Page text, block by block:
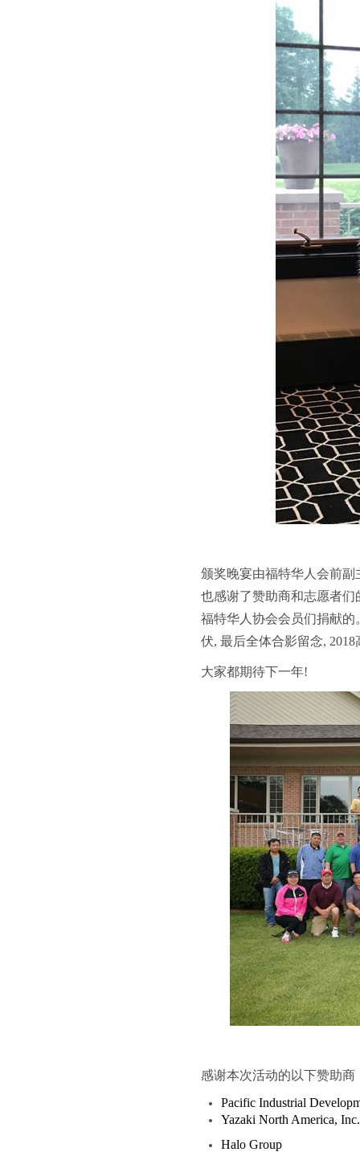
颁奖晚宴由福特华人会前
也感谢了赞助商和志愿者
福特华人协会会员们捐献
伏, 最后全体合影留念, 2018
大家都期待下一年!
感谢本次活动的以下赞助商
Pacific Industrial
Yazaki North America, Inc.
Halo Group